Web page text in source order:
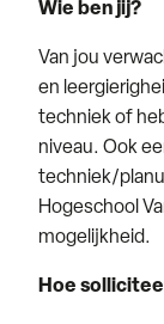
Wie ben jij?
Van jou
en
techniek of
niveau. Ook
techniek/
Hogeschool
mogelijkheid.
Hoe